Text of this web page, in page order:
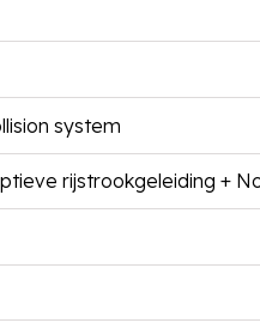
system
rijstrookgeleiding +